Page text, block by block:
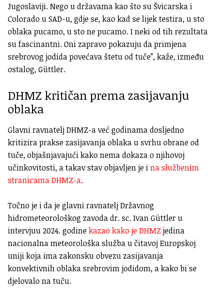
Jugoslaviji. Nego u državama kao što su Švicarska i
Colorado u SAD-u, gdje se, kao kad se lijek testira, u sto
oblaka pucamo, u sto ne pucamo. I neki od tih rezultata
su fascinantni. Oni zapravo pokazuju da primjena
srebrovog jodida povećava štetu od tuče”, kaže, između
ostalog, Güttler.
DHMZ kritičan prema zasijavanju
oblaka
Glavni ravnatelj DHMZ-a već godinama dosljedno
kritizira prakse zasijavanja oblaka u svrhu obrane od
tuče, objašnjavajući kako nema dokaza o njihovoj
učinkovitosti, a takav stav objavljen je ina službenim
stranicama DHMZ-a.
Točno je i da je glavni ravnatelj Državnog
hidrometeorološkog zavoda dr. sc. Ivan Güttler u
intervjuu 2024. godinekazao kako je DHMZjedina
nacionalna meteorološka služba u čitavoj Europskoj
uniji koja ima zakonsku obvezu zasijavanja
konvektivnih oblaka srebrovim jodidom, a kako bi se
djelovalo na tuču.